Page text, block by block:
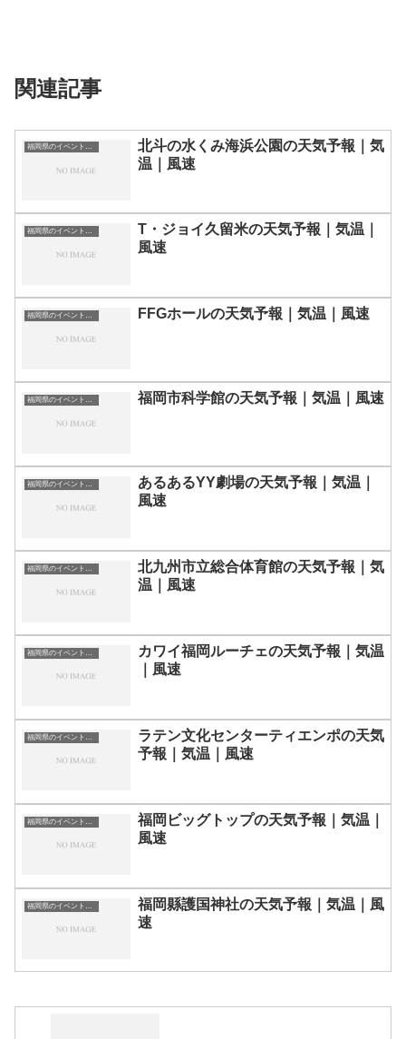
関連記事
福岡県のイベント会場一覧
北斗の水くみ海浜公園の天気予報｜気
温｜風速
福岡県のイベント会場一覧
T・ジョイ久留米の天気予報｜気温｜
風速
福岡県のイベント会場一覧 FFGホールの天気予報｜気温｜風速
福岡県のイベント会場一覧 福岡市科学館の天気予報｜気温｜風速
福岡県のイベント会場一覧
あるあるYY劇場の天気予報｜気温｜
風速
福岡県のイベント会場一覧
北九州市立総合体育館の天気予報｜気
温｜風速
福岡県のイベント会場一覧
カワイ福岡ルーチェの天気予報｜気温
｜風速
ラテン文化センターティエンポの天気
予報｜気温｜風速
福岡ビッグトップの天気予報｜気温｜
風速
福岡縣護国神社の天気予報｜気温｜風
速